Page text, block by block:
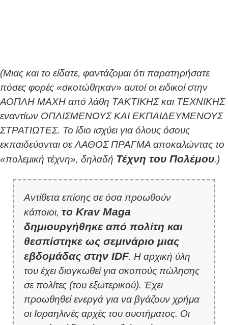
(Μιας και το είδατε, φαντάζομαι ότι παρατηρήσατε
πόσες φορές «σκοτώθηκαν» αυτοί οι ειδικοί στην
ΑΟΠΛΗ ΜΑΧΗ από λάθη ΤΑΚΤΙΚΗΣ και ΤΕΧΝΙΚΗΣ
εναντίων ΟΠΛΙΣΜΕΝΟΥΣ ΚΑΙ ΕΚΠΑΙΔΕΥΜΕΝΟΥΣ
ΣΤΡΑΤΙΩΤΕΣ. Το ίδιο ισχύει για όλους όσους
εκπαιδεύονται σε ΛΑΘΟΣ ΠΡΑΓΜΑ αποκαλώντας το
«πολεμική τέχνη», δηλαδή Τέχνη του Πολέμου.)
Αντίθετα επίσης σε όσα προωθούν
κάποιοι, το Krav Maga
δημιουργήθηκε από πολίτη και
θεσπίστηκε ως σεμινάριο μιας
εβδομάδας στην IDF. Η αρχική ύλη
του έχει διογκωθεί για σκοπούς πώλησης
σε πολίτες (του εξωτερικού). Έχει
προωθηθεί ενεργά για να βγάζουν χρήμα
οι Ισραηλινές αρχές του συστήματος. Οι